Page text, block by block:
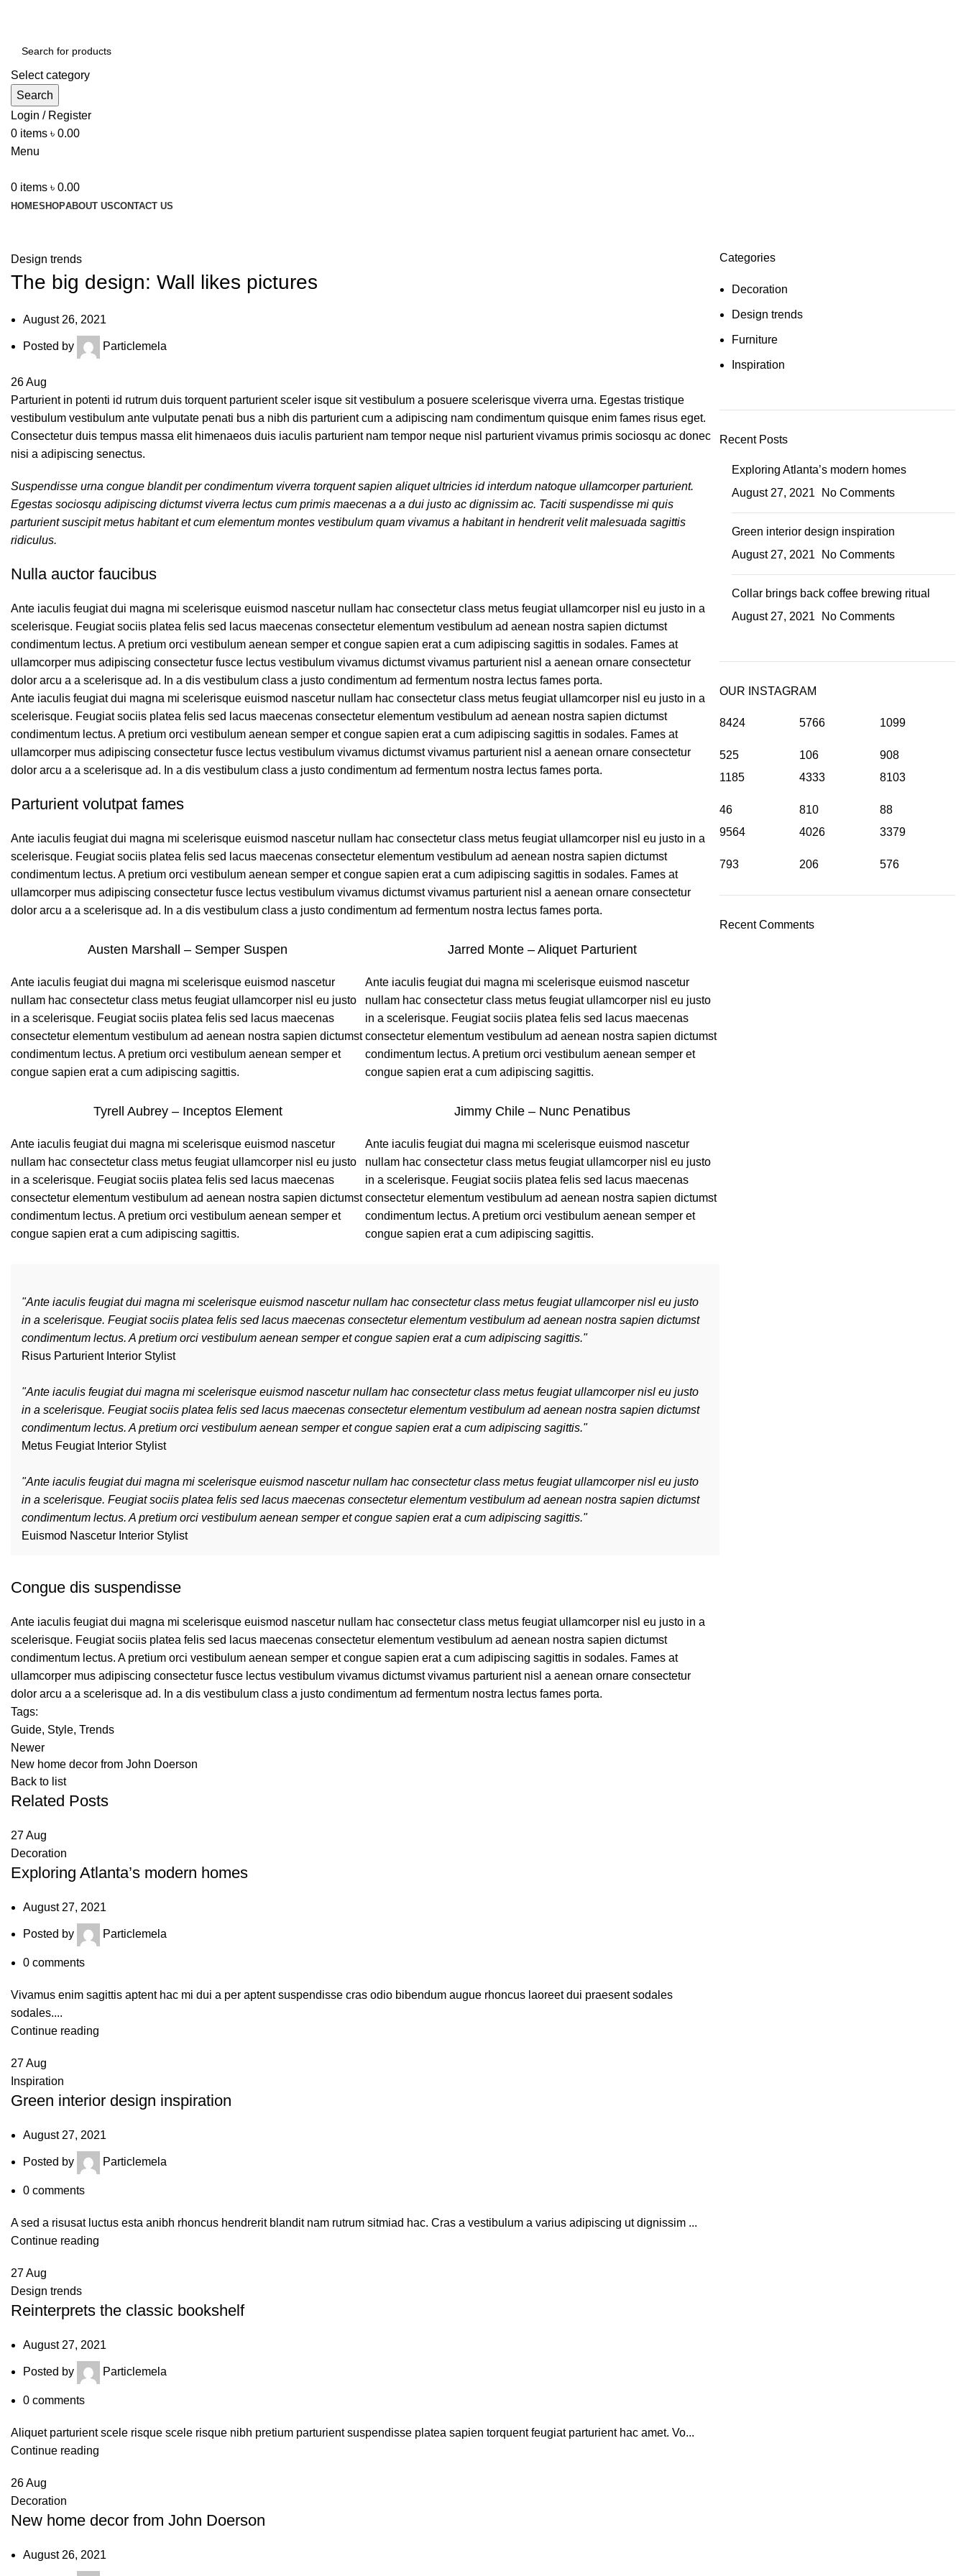
Select category
Search
Login / Register
0 items ৳ 0.00
Menu
0 items ৳ 0.00
HOMESHOPABOUT USCONTACT US
Design trends
The big design: Wall likes pictures
August 26, 2021
Posted by Particlemela
26Aug
Parturient in potenti id rutrum duis torquent parturient sceler isque sit vestibulum a posuere scelerisque viverra urna. Egestas tristique
vestibulum vestibulum ante vulputate penati bus a nibh dis parturient cum a adipiscing nam condimentum quisque enim fames risus eget.
Consectetur duis tempus massa elit himenaeos duis iaculis parturient nam tempor neque nisl parturient vivamus primis sociosqu ac donec
nisi a adipiscing senectus.
Suspendisse urna congue blandit per condimentum viverra torquent sapien aliquet ultricies id interdum natoque ullamcorper parturient.
Egestas sociosqu adipiscing dictumst viverra lectus cum primis maecenas a a dui justo ac dignissim ac. Taciti suspendisse mi quis
parturient suscipit metus habitant et cum elementum montes vestibulum quam vivamus a habitant in hendrerit velit malesuada sagittis
ridiculus.
Nulla auctor faucibus
Ante iaculis feugiat dui magna mi scelerisque euismod nascetur nullam hac consectetur class metus feugiat ullamcorper nisl eu justo in a
scelerisque. Feugiat sociis platea felis sed lacus maecenas consectetur elementum vestibulum ad aenean nostra sapien dictumst
condimentum lectus. A pretium orci vestibulum aenean semper et congue sapien erat a cum adipiscing sagittis in sodales. Fames at
ullamcorper mus adipiscing consectetur fusce lectus vestibulum vivamus dictumst vivamus parturient nisl a aenean ornare consectetur
dolor arcu a a scelerisque ad. In a dis vestibulum class a justo condimentum ad fermentum nostra lectus fames porta.
Ante iaculis feugiat dui magna mi scelerisque euismod nascetur nullam hac consectetur class metus feugiat ullamcorper nisl eu justo in a
scelerisque. Feugiat sociis platea felis sed lacus maecenas consectetur elementum vestibulum ad aenean nostra sapien dictumst
condimentum lectus. A pretium orci vestibulum aenean semper et congue sapien erat a cum adipiscing sagittis in sodales. Fames at
ullamcorper mus adipiscing consectetur fusce lectus vestibulum vivamus dictumst vivamus parturient nisl a aenean ornare consectetur
dolor arcu a a scelerisque ad. In a dis vestibulum class a justo condimentum ad fermentum nostra lectus fames porta.
Parturient volutpat fames
Ante iaculis feugiat dui magna mi scelerisque euismod nascetur nullam hac consectetur class metus feugiat ullamcorper nisl eu justo in a
scelerisque. Feugiat sociis platea felis sed lacus maecenas consectetur elementum vestibulum ad aenean nostra sapien dictumst
condimentum lectus. A pretium orci vestibulum aenean semper et congue sapien erat a cum adipiscing sagittis in sodales. Fames at
ullamcorper mus adipiscing consectetur fusce lectus vestibulum vivamus dictumst vivamus parturient nisl a aenean ornare consectetur
dolor arcu a a scelerisque ad. In a dis vestibulum class a justo condimentum ad fermentum nostra lectus fames porta.
Austen Marshall – Semper Suspen
Ante iaculis feugiat dui magna mi scelerisque euismod nascetur
nullam hac consectetur class metus feugiat ullamcorper nisl eu justo
in a scelerisque. Feugiat sociis platea felis sed lacus maecenas
consectetur elementum vestibulum ad aenean nostra sapien dictumst
condimentum lectus. A pretium orci vestibulum aenean semper et
congue sapien erat a cum adipiscing sagittis.
Jarred Monte – Aliquet Parturient
Ante iaculis feugiat dui magna mi scelerisque euismod nascetur
nullam hac consectetur class metus feugiat ullamcorper nisl eu justo
in a scelerisque. Feugiat sociis platea felis sed lacus maecenas
consectetur elementum vestibulum ad aenean nostra sapien dictumst
condimentum lectus. A pretium orci vestibulum aenean semper et
congue sapien erat a cum adipiscing sagittis.
Tyrell Aubrey – Inceptos Element
Ante iaculis feugiat dui magna mi scelerisque euismod nascetur
nullam hac consectetur class metus feugiat ullamcorper nisl eu justo
in a scelerisque. Feugiat sociis platea felis sed lacus maecenas
consectetur elementum vestibulum ad aenean nostra sapien dictumst
condimentum lectus. A pretium orci vestibulum aenean semper et
congue sapien erat a cum adipiscing sagittis.
Jimmy Chile – Nunc Penatibus
Ante iaculis feugiat dui magna mi scelerisque euismod nascetur
nullam hac consectetur class metus feugiat ullamcorper nisl eu justo
in a scelerisque. Feugiat sociis platea felis sed lacus maecenas
consectetur elementum vestibulum ad aenean nostra sapien dictumst
condimentum lectus. A pretium orci vestibulum aenean semper et
congue sapien erat a cum adipiscing sagittis.
"Ante iaculis feugiat dui magna mi scelerisque euismod nascetur nullam hac consectetur class metus feugiat ullamcorper nisl eu justo
in a scelerisque. Feugiat sociis platea felis sed lacus maecenas consectetur elementum vestibulum ad aenean nostra sapien dictumst
condimentum lectus. A pretium orci vestibulum aenean semper et congue sapien erat a cum adipiscing sagittis."
Risus Parturient Interior Stylist
"Ante iaculis feugiat dui magna mi scelerisque euismod nascetur nullam hac consectetur class metus feugiat ullamcorper nisl eu justo
in a scelerisque. Feugiat sociis platea felis sed lacus maecenas consectetur elementum vestibulum ad aenean nostra sapien dictumst
condimentum lectus. A pretium orci vestibulum aenean semper et congue sapien erat a cum adipiscing sagittis."
Metus Feugiat Interior Stylist
"Ante iaculis feugiat dui magna mi scelerisque euismod nascetur nullam hac consectetur class metus feugiat ullamcorper nisl eu justo
in a scelerisque. Feugiat sociis platea felis sed lacus maecenas consectetur elementum vestibulum ad aenean nostra sapien dictumst
condimentum lectus. A pretium orci vestibulum aenean semper et congue sapien erat a cum adipiscing sagittis."
Euismod Nascetur Interior Stylist
Congue dis suspendisse
Ante iaculis feugiat dui magna mi scelerisque euismod nascetur nullam hac consectetur class metus feugiat ullamcorper nisl eu justo in a
scelerisque. Feugiat sociis platea felis sed lacus maecenas consectetur elementum vestibulum ad aenean nostra sapien dictumst
condimentum lectus. A pretium orci vestibulum aenean semper et congue sapien erat a cum adipiscing sagittis in sodales. Fames at
ullamcorper mus adipiscing consectetur fusce lectus vestibulum vivamus dictumst vivamus parturient nisl a aenean ornare consectetur
dolor arcu a a scelerisque ad. In a dis vestibulum class a justo condimentum ad fermentum nostra lectus fames porta.
Tags:
Guide, Style, Trends
Newer
New home decor from John Doerson
Back to list
Related Posts
27Aug
Decoration
Exploring Atlanta’s modern homes
August 27, 2021
Posted by Particlemela
0 comments
Vivamus enim sagittis aptent hac mi dui a per aptent suspendisse cras odio bibendum augue rhoncus laoreet dui praesent sodales
sodales....
Continue reading
27Aug
Inspiration
Green interior design inspiration
August 27, 2021
Posted by Particlemela
0 comments
A sed a risusat luctus esta anibh rhoncus hendrerit blandit nam rutrum sitmiad hac. Cras a vestibulum a varius adipiscing ut dignissim ...
Continue reading
27Aug
Design trends
Reinterprets the classic bookshelf
August 27, 2021
Posted by Particlemela
0 comments
Aliquet parturient scele risque scele risque nibh pretium parturient suspendisse platea sapien torquent feugiat parturient hac amet. Vo...
Continue reading
26Aug
Decoration
New home decor from John Doerson
August 26, 2021
Categories
Decoration
Design trends
Furniture
Inspiration
Recent Posts
Exploring Atlanta’s modern homes
August 27, 2021
No Comments
Green interior design inspiration
August 27, 2021
No Comments
Collar brings back coffee brewing ritual
August 27, 2021
No Comments
OUR INSTAGRAM
8424
525
5766
106
1099
908
1185
46
4333
810
8103
88
9564
793
4026
206
3379
576
Recent Comments